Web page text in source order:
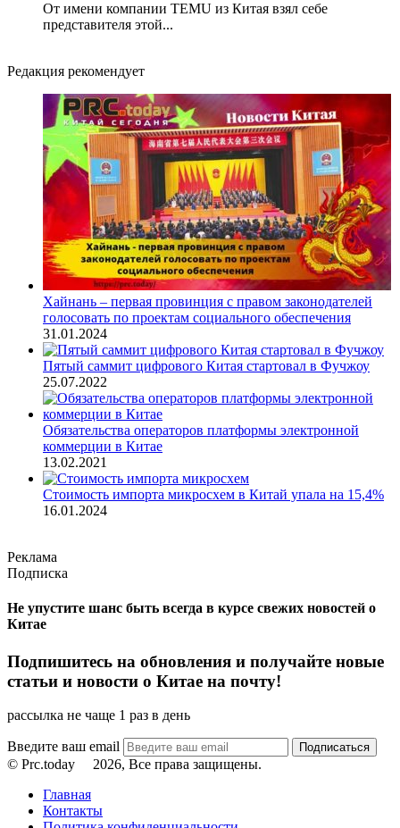
От имени компании TEMU из Китая взял себе
представителя этой...
Редакция рекомендует
Хайнань – первая провинция с правом законодателей
голосовать по проектам социального обеспечения
31.01.2024
Пятый саммит цифрового Китая стартовал в Фучжоу
25.07.2022
Обязательства операторов платформы электронной
коммерции в Китае
13.02.2021
Стоимость импорта микросхем в Китай упала на 15,4%
16.01.2024
Реклама
Подписка
Не упустите шанс быть всегда в курсе свежих новостей о
Китае
Подпишитесь на обновления и получайте новые
статьи и новости о Китае на почту!
рассылка не чаще 1 раз в день
Введите ваш email
© Prc.today
2026, Все права защищены.
Главная
Контакты